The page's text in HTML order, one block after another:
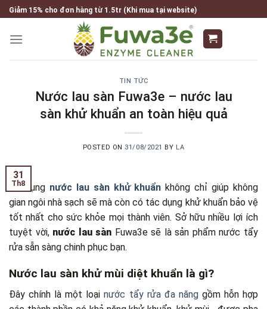
Skip
to
content
Giảm 15% cho đơn hàng từ 1.5tr (Khi mua tại website)
TIN TỨC
Nước lau sàn Fuwa3e – nước lau
sàn khử khuẩn an toàn hiệu quả
POSTED ON 31/08/2021 BY LA
31
Th8
Sử dụng nước lau sàn khử khuẩn không chỉ giúp không
gian ngôi nhà sạch sẽ mà còn có tác dụng khử khuẩn bảo vệ
tốt nhất cho sức khỏe mọi thành viên. Sở hữu nhiều lợi ích
tuyệt vời, nước lau sàn Fuwa3e sẽ là sản phẩm nước tẩy
rửa sẵn sàng chinh phục bạn.
Nước lau sàn khử mùi diệt khuẩn là gì?
Đây chính là một loại nước tẩy rửa đa nănggồm hỗn hợp